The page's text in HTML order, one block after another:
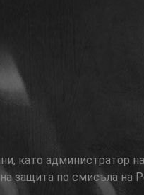
като администратор
защита по смисъла на